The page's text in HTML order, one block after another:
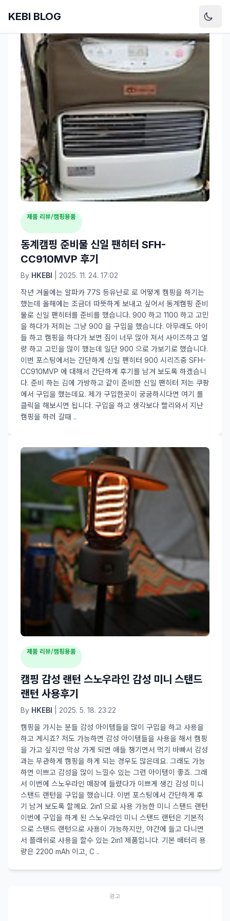
KEBI BLOG
제품 리뷰/캠핑용품
동계캠핑 준비물 신일 팬히터 SFH-
CC910MVP 후기
By HKEBI | 2025. 11. 24. 17:02
작년 겨울에는 알파카 77S 등유난로 로 어떻게 캠핑을 하기는
했는데 올해에는 조금더 따뜻하게 보내고 싶어서 동계캠핑 준비
물로 신일 팬히터를 준비를 했습니다. 900 하고 1100 하고 고민
을 하다가 저희는 그냥 900 을 구입을 했습니다. 아무래도 아이
들 하고 캠핑을 하다가 보면 짐이 너무 많아 져서 사이즈하고 열
량 하고 고민을 많이 했는데 일단 900 으로 가보기로 했습니다.
이번 포스팅에서는 간단하게 신일 팬히터 900 시리즈중 SFH-
CC910MVP 에 대해서 간단하게 후기를 남겨 보도록 하겠습니
다. 준비 하는 김에 가방하고 같이 준비한 신일 팬히터 저는 쿠팡
에서 구입을 했는데요. 제가 구입한곳이 궁굼하시다면 여기 를
클릭을 해보시면 됩니다. 구입을 하고 생각보다 빨리와서 지난
캠핑을 하러 갈때 ..
제품 리뷰/캠핑용품
캠핑 감성 랜턴 스노우라인 감성 미니 스탠드
랜턴 사용후기
By HKEBI | 2025. 5. 18. 23:22
캠핑을 가시는 분들 감성 아이템들을 많이 구입을 하고 사용을
하고 계시죠? 저도 가능하면 감성 아이템들을 사용을 해서 캠핑
을 가고 싶지만 막상 가게 되면 애들 챙기면서 먹기 바빠서 감성
과는 무관하게 캠핑을 하게 되는 경우도 많은데요. 그래도 가능
하면 이쁘고 감성을 많이 느낄수 있는 그런 아이템이 좋죠. 그래
서 이번에 스노우라인 매장에 들렸다가 이쁘게 생긴 감성 미니
스탠드 랜턴을 구입을 했습니다. 이번 포스팅에서 간단하게 후
기 남겨 보도록 할께요. 2in1 으로 사용 가능한 미니 스탠드 랜턴
이번에 구입을 하게 된 스노우라인 미니 스탠드 랜턴은 기본적
으로 스탠드 랜턴으로 사용이 가능하지만, 야간에 들고 다니면
서 플래쉬로 사용을 할수 있는 2in1 제품입니다. 기본 배터리 용
량은 2200 mAh 이고, C ..
광고